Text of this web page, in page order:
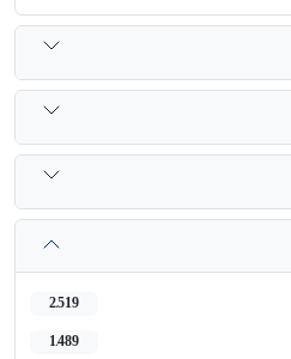
2,519
1,489